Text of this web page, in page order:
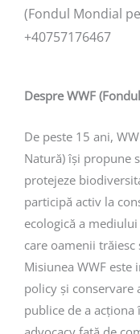
(Fondul Mondial
+40757176467
Despre WWF
De peste 15 ani,
Natură) își propune
protejeze
participă activ la
ecologică a
care oamenii
Misiunea WWF
policy și conservare
publice de a